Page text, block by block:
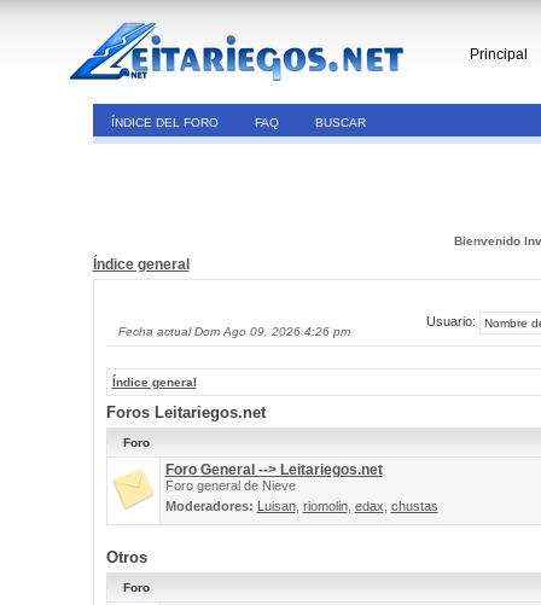
Principal
ÍNDICE DEL FORO FAQ BUSCAR
Bienvenido
Índice general
Fecha actual Dom Ago 09, 2026 4:26 pm
Usuario:
Índice general
Foros Leitariegos.net
Foro
Foro General --> Leitariegos.net
Foro general de Nieve
Moderadores: Luisan, riomolin, edax chustas
Otros
Foro